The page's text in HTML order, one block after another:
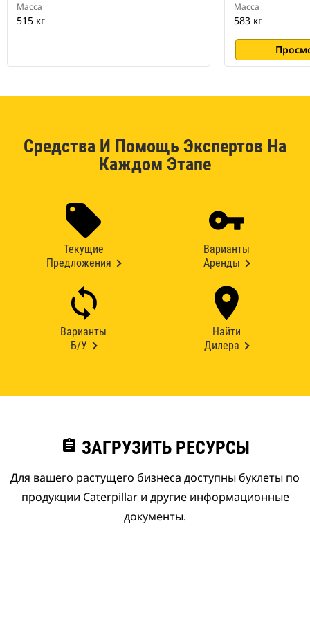
Масса
515 кг
Масса
583 кг
Средства И Помощь Экспертов На
Каждом Этапе
Текущие
Предложения
Варианты
Аренды
Варианты
Б/У
Найти
Дилера
assignment ЗАГРУЗИТЬ РЕСУРСЫ
Для вашего растущего бизнеса доступны буклеты по
продукции Caterpillar и другие информационные
документы.